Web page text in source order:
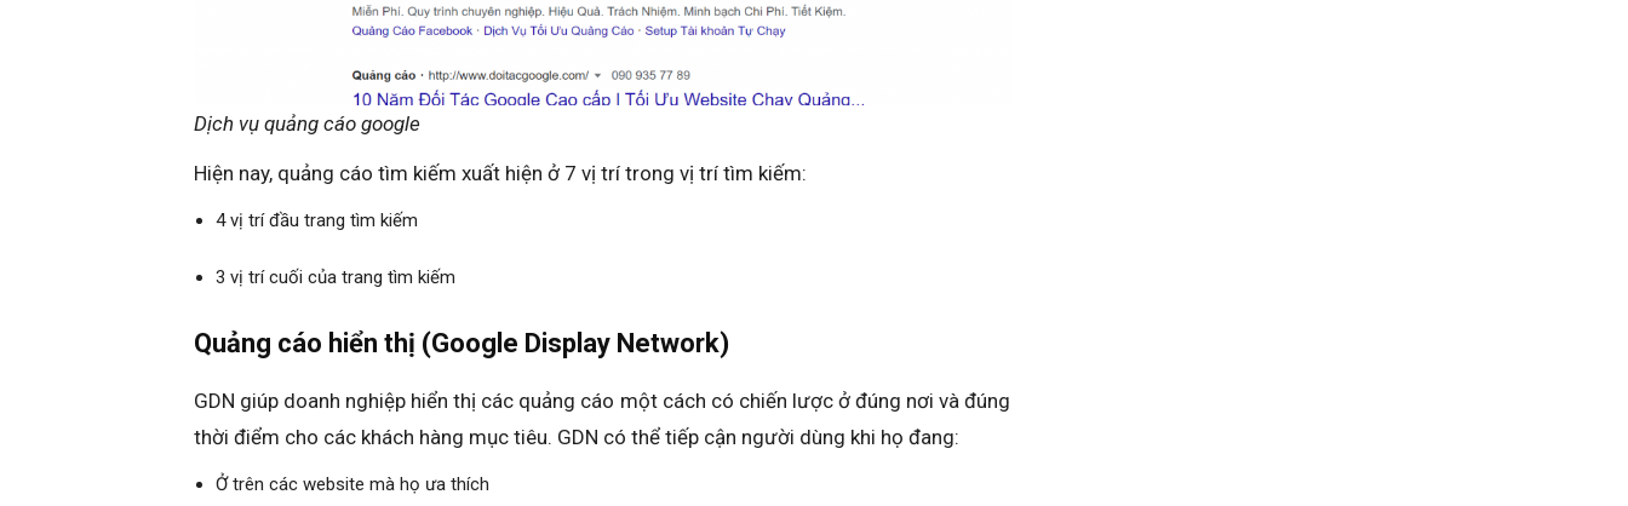
Dịch vụ quảng cáo google
Hiện nay, quảng cáo tìm kiếm xuất hiện ở 7 vị trí trong vị trí tìm kiếm:
4 vị trí đầu trang tìm kiếm
3 vị trí cuối của trang tìm kiếm
Quảng cáo hiển thị (Google Display Network)
GDN giúp doanh nghiệp hiển thị các quảng cáo một cách có chiến lược ở đúng nơi và đúng
thời điểm cho các khách hàng mục tiêu. GDN có thể tiếp cận người dùng khi họ đang:
Ở trên các website mà họ ưa thích